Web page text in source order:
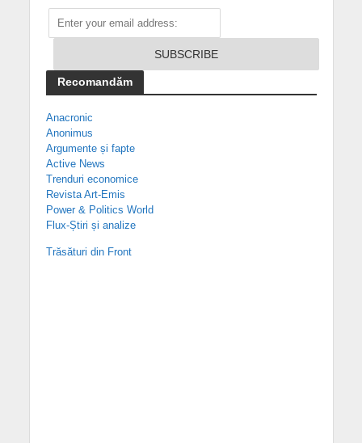
Recomandăm
Anacronic
Anonimus
Argumente și fapte
Active News
Trenduri economice
Revista Art-Emis
Power & Politics World
Flux-Știri și analize
Trăsături din Front